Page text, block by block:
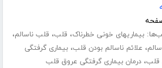
بیماریهای خونی خطرناک، قلب، قلب ناسالم،
، علائم ناسالم بودن قلب،بیماری گرفتگی
قلب،درمان بیماری گرفتگی عروق قلب